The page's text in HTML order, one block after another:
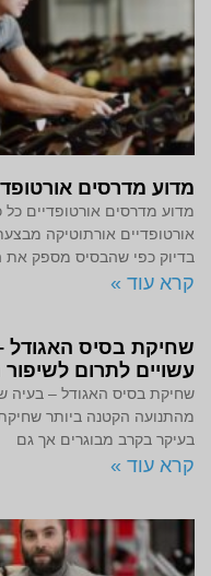
מדוע מדרסים
מדוע מדרסים אורטופדיים
אורטופדיים אורתוטיקה
בדיוק כפי שהבסיס מספק את
קרא עוד »
שחיקת בסיס האגודל
עשויים לתרום
שחיקת בסיס האגודל –
מהתנועה הקטנה ביותר שחיקת
בעיקר בקרב מבוגרים אך גם
קרא עוד »